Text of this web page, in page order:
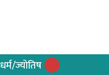
धर्म/ज्योतिष